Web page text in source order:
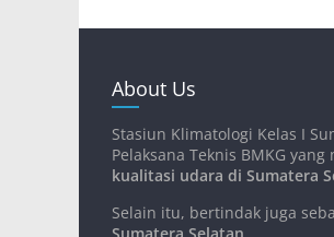
About Us
Stasiun Klimatologi Kelas I
Pelaksana Teknis BMKG yang
kualitasi udara di Sumatera
Selain itu, bertindak juga